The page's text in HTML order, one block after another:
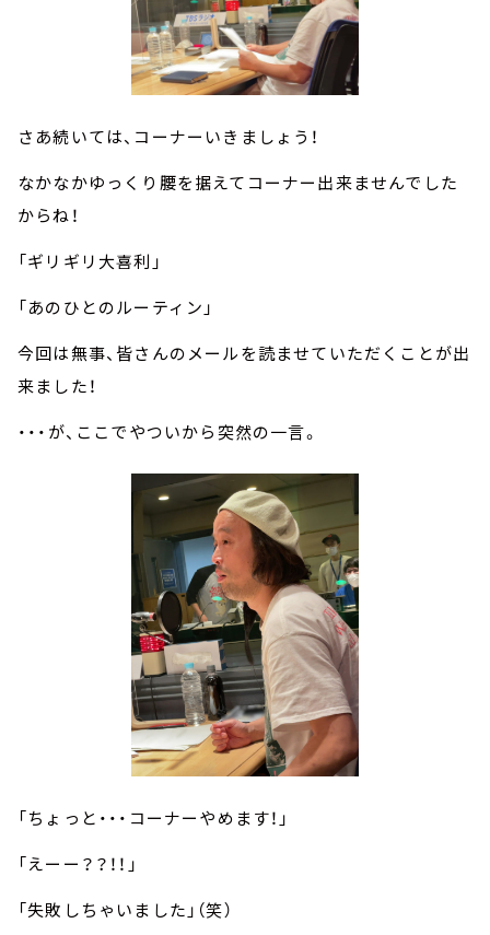
さあ続いては、コーナーいきましょう！
なかなかゆっくり腰を据えてコーナー出来ませんでした
からね！
「ギリギリ大喜利」
「あのひとのルーティン」
今回は無事、皆さんのメールを読ませていただくことが出
来ました！
・・・が、ここでやついから突然の一言。
「ちょっと・・・コーナーやめます！」
「えーー？？！！」
「失敗しちゃいました」（笑）